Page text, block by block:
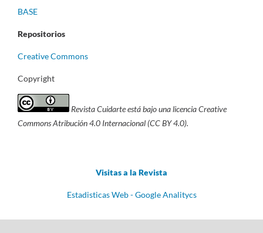
BASE
Repositorios
Creative Commons
Copyright
Revista Cuidarte está bajo una licencia Creative
Commons Atribución 4.0 Internacional (CC BY 4.0).
Visitas a la Revista
Estadisticas Web - Google Analitycs